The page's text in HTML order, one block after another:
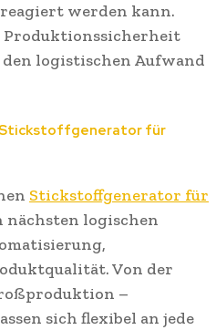
werden kann.
Produktionssicherheit
logistischen Aufwand
Stickstoffgenerator für
Stickstoffgenerator für
nächsten logischen
Von der
–
sich flexibel an jede